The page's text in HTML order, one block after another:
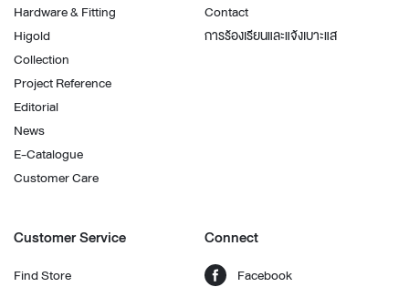
Hardware & Fitting
Higold
Collection
Project Reference
Editorial
News
E-Catalogue
Customer Care
Contact
การร้องเรียนและแจ้งเบาะแส
Customer Service
Find Store
Connect
Facebook